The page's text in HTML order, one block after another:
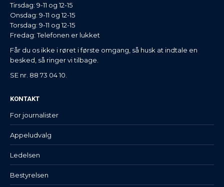
Tirsdag: 9-11 og 12-15
Onsdag: 9-11 og 12-15
Torsdag: 9-11 og 12-15
Fredag: Telefonen er lukket
Får du os ikke i røret i første omgang, så husk at indtale en
besked, så ringer vi tilbage.
SE nr. 88 73 04 10.
KONTAKT
For journalister
Appeludvalg
Ledelsen
Bestyrelsen